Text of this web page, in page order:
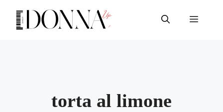
contenuto
Menu
torta al limone